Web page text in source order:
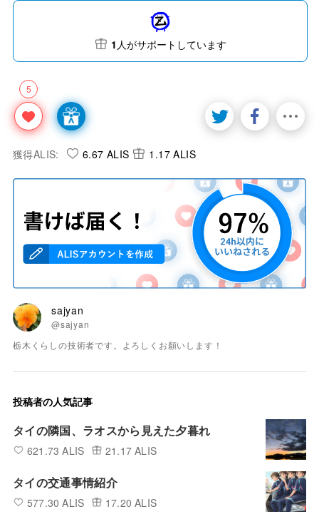
5
1 人がサポートしています
獲得ALIS: 6.67 ALIS 1.17 ALIS
sajyan
@sajyan
栃木くらしの技術者です。よろしくお願いします！
投稿者の人気記事
タイの隣国、ラオスから見えた夕暮れ
621.73 ALIS 21.17 ALIS
タイの交通事情紹介
577.30 ALIS 17.20 ALIS